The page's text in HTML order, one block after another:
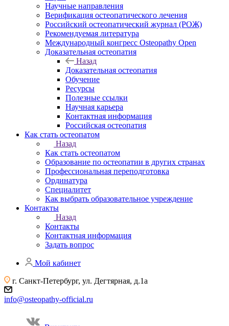
Научные направления
Верификация остеопатического лечения
Российский остеопатический журнал (РОЖ)
Рекомендуемая литература
Международный конгресс Osteopathy Open
Доказательная остеопатия
Назад
Доказательная остеопатия
Обучение
Ресурсы
Полезные ссылки
Научная карьера
Контактная информация
Российская остеопатия
Как стать остеопатом
Назад
Как стать остеопатом
Образование по остеопатии в других странах
Профессиональная переподготовка
Ординатура
Специалитет
Как выбрать образовательное учреждение
Контакты
Назад
Контакты
Контактная информация
Задать вопрос
Мой кабинет
г. Санкт-Петербург, ул. Дегтярная, д.1а
info@osteopathy-official.ru